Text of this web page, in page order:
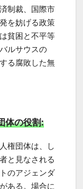
制裁、国際市
を妨げる政策
貧困と不平等
ルサウスの
る腐敗した無
体の役割:
権団体は、し
と見なされる
のアジェンダ
ある。場合に